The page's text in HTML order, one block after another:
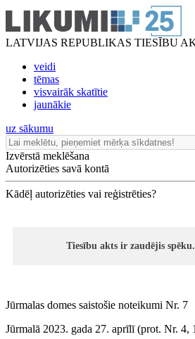
LATVIJAS REPUBLIKAS TIESĪBU
veidi
tēmas
visvairāk skatītie
jaunākie
uz sākumu
Izvērstā meklēšana
Autorizēties savā kontā
Kādēļ autorizēties vai reģistrēties?
Tiesību akts ir zaudējis spēku.
Jūrmalas domes saistošie noteikumi Nr. 7
Jūrmalā 2023. gada 27. aprīlī (prot. Nr. 4,